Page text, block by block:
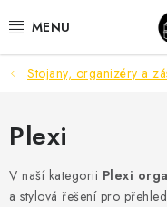
na
VYBAVENÍ KNIHOVEN
KANCELÁŘSKÉ POTŘEBY
DŮM A DOMÁCÍ
Stojany, organizéry a
Plexi
V naší kategorii Plexi
a stylová řešení pro